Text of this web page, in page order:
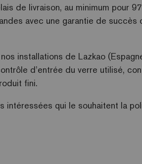
de livraison, au minimum pour
avec une garantie de
installations de Lazkao
d’entrée du verre utilisé,
fini.
qui le souhaitent la